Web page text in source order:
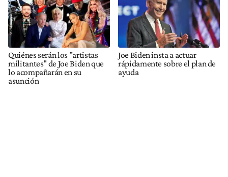
Quiénes serán los "artistas
militantes" de Joe Biden que
lo acompañarán en su
asunción
Joe Biden insta a actuar
rápidamente sobre el plan de
ayuda